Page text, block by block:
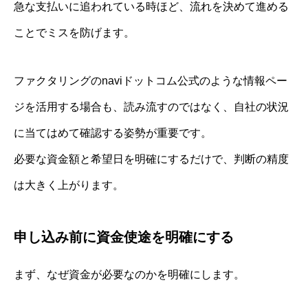
急な支払いに追われている時ほど、流れを決めて進める
ことでミスを防げます。
ファクタリングのnaviドットコム公式のような情報ペー
ジを活用する場合も、読み流すのではなく、自社の状況
に当てはめて確認する姿勢が重要です。
必要な資金額と希望日を明確にするだけで、判断の精度
は大きく上がります。
申し込み前に資金使途を明確にする
まず、なぜ資金が必要なのかを明確にします。